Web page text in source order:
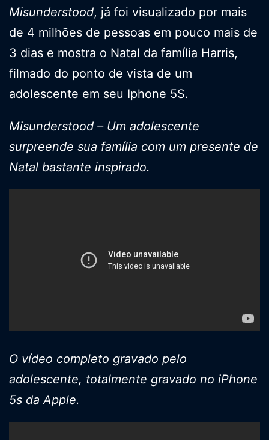
Misunderstood, já foi visualizado por mais
de 4 milhões de pessoas em pouco mais de
3 dias e mostra o Natal da família Harris,
filmado do ponto de vista de um
adolescente em seu Iphone 5S.
Misunderstood – Um adolescente
surpreende sua família com um presente de
Natal bastante inspirado.
O vídeo completo gravado pelo
adolescente, totalmente gravado no iPhone
5s da Apple.